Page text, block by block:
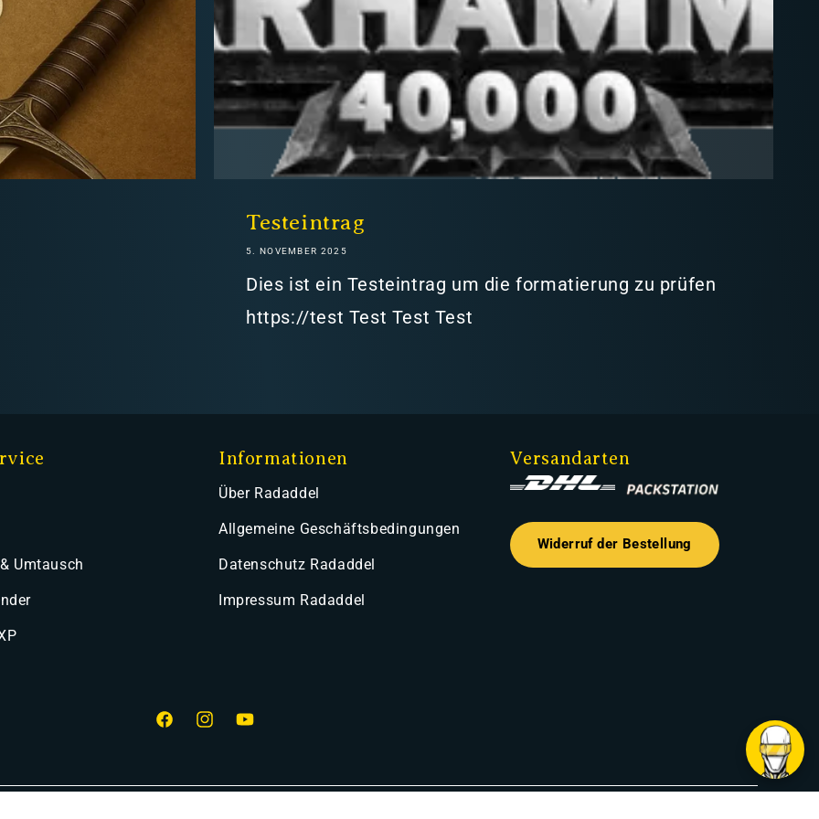
Testeintrag
5. NOVEMBER 2025
Dies ist ein Testeintrag um die formatierung zu prüfen
https://test Test Test Test
Umtausch
Informationen
Über Radaddel
Allgemeine Geschäftsbedingungen
Datenschutz Radaddel
Impressum Radaddel
Versandarten
Widerruf der Bestellung
FacebookInstagramYouTube